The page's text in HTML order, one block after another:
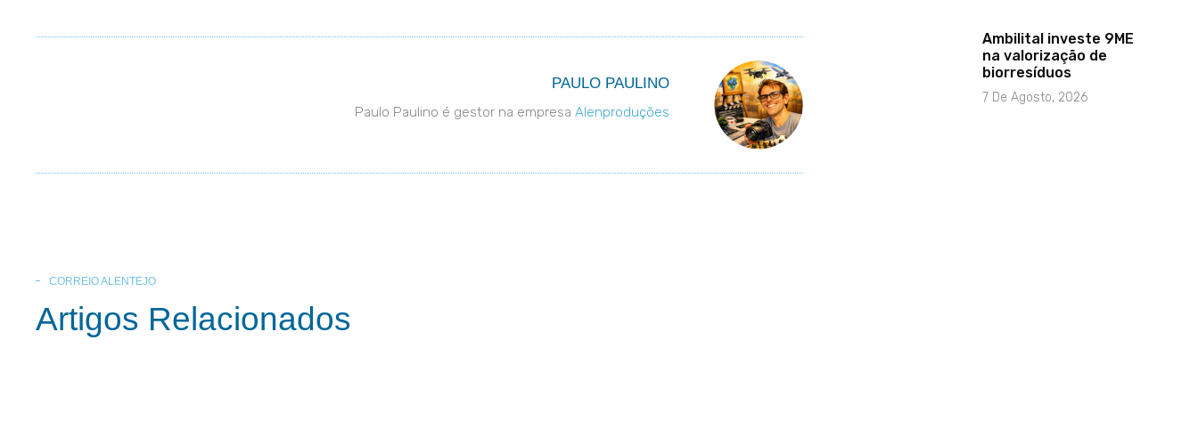
PAULO PAULINO
Paulo Paulino é gestor na empresa Alenproduções
Ambilital investe 9ME
na valorização de
biorresíduos
7 De Agosto, 2026
CORREIO ALENTEJO
Artigos Relacionados